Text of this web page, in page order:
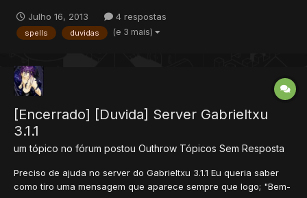
segundo quadrado, sendo assim eu uso a magia e aparece um
texto no chat, na primeira foto não, ele não aparece no chat,
Julho 16, 2013 4 respostas
spells duvidas (e 3 mais)
[Encerrado] [Duvida] Server Gabrieltxu
3.1.1
um tópico no fórum postou Outhrow Tópicos Sem Resposta
Preciso de ajuda no server do Gabrieltxu 3.1.1 Eu queria saber
como tiro uma mensagem que aparece sempre que logo; "Bem-